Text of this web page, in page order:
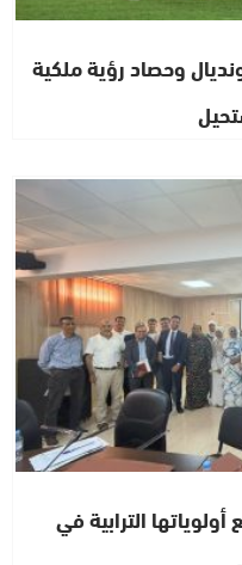
وحصاد رؤية ملكية
الترابية في